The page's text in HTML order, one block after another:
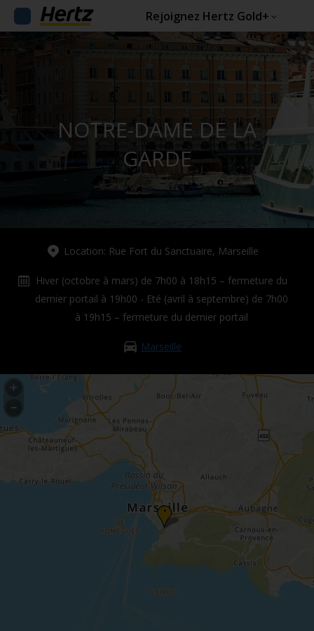
Rejoignez Hertz Gold+
NOTRE-DAME DE LA
GARDE
Location: Rue Fort du Sanctuaire, Marseille
Hiver (octobre à mars) de 7h00 à 18h15 – fermeture du
dernier portail à 19h00 - Eté (avril à septembre) de 7h00
à 19h15 – fermeture du dernier portail
Marseille
•